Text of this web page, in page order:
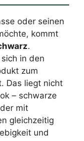
oder seinen
kommt
.
in den
zum
Das liegt nicht
– schwarze
mit
gleichzeitig
und